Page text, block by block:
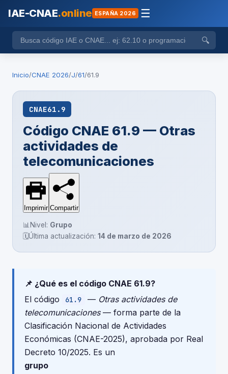
IAE-CNAE.online ESPAÑA 2026 ☰
🔍
Inicio/CNAE 2026/J/61/61.9
CNAE61.9
Código CNAE 61.9 — Otras
actividades de
telecomunicaciones
Imprimir Compartir
📊 Nivel: Grupo
🗓️Última actualización: 14 de marzo de 2026
📌 ¿Qué es el código CNAE 61.9?
El código
61.9 — Otras actividades de
telecomunicaciones— forma parte de la
Clasificación Nacional de Actividades
Económicas (CNAE-2025), aprobada por Real
Decreto 10/2025. Es un
grupo